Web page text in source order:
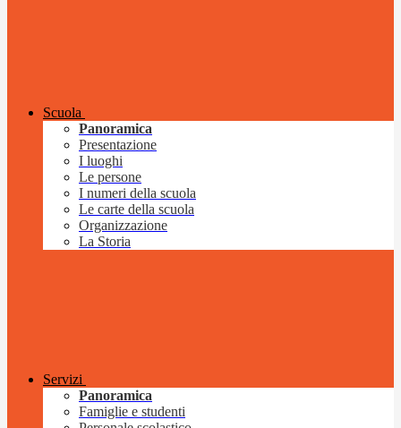
Scuola
Panoramica
Presentazione
I luoghi
Le persone
I numeri della scuola
Le carte della scuola
Organizzazione
La Storia
Servizi
Panoramica
Famiglie e studenti